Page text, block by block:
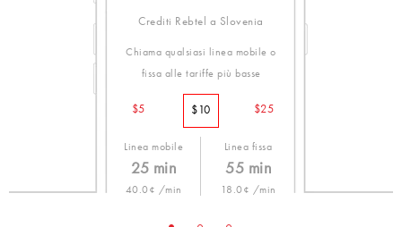
Crediti Rebtel a Slovenia
Chiama qualsiasi linea mobile o
fissa alle tariffe più basse
$5 $10 $25
Linea mobile
25 min
40.0¢ /min
Linea fissa
55 min
18.0¢ /min